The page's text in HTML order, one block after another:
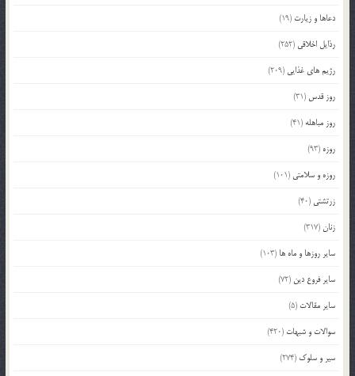
دعاها و زیارت (19)
رذایل اخلاقی (252)
رژیم های غذایی (209)
روز قدس (31)
روز مباهله (41)
روزه (93)
روزه و سلامتی (101)
زرتشتی (40)
زنان(317)
سایر روزها و ماه ها (103)
سایر فروع دین (72)
سایر مقالات (5)
سوالات و شبهات (420)
سیر و سلوک (274)